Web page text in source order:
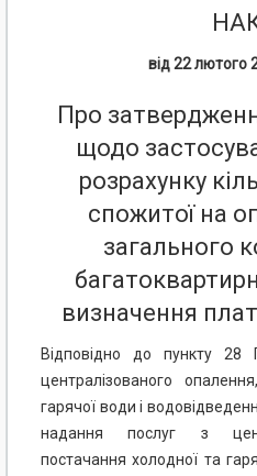
від 22 лютого
Про
щодо
розрахунку
спожитої на
загального
визначення
Відповідно до пункту
централізованого
гарячої води і
надання послуг з
постачання холодної та